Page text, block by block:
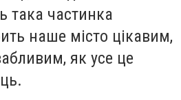
така частинка
наше місто цікавим,
як усе це